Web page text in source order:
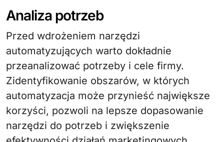
Analiza potrzeb
Przed wdrożeniem narzędzi
automatyzujących warto dokładnie
przeanalizować potrzeby i cele firmy.
Zidentyfikowanie obszarów, w których
automatyzacja może przynieść największe
korzyści, pozwoli na lepsze dopasowanie
narzędzi do potrzeb i zwiększenie